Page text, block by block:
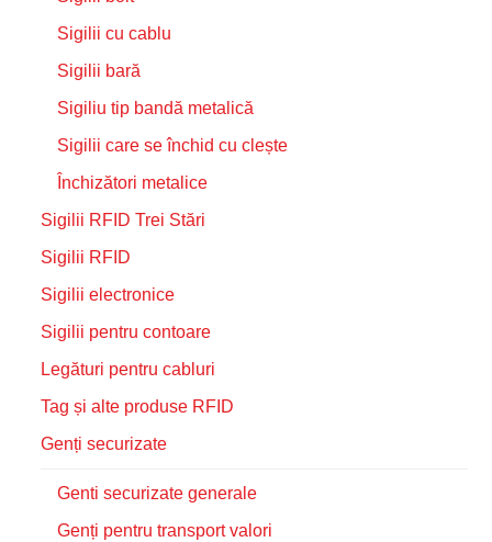
Sigilii cu cablu
Sigilii bară
Sigiliu tip bandă metalică
Sigilii care se închid cu clește
Închizători metalice
Sigilii RFID Trei Stări
Sigilii RFID
Sigilii electronice
Sigilii pentru contoare
Legături pentru cabluri
Tag și alte produse RFID
Genți securizate
Genti securizate generale
Genți pentru transport valori